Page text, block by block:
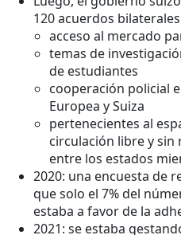
120 acuerdos
acceso al mercado
temas de
de estudiantes
cooperación policial
Europea y Suiza
pertenecientes al
circulación libre y sin
entre los estados
2020: una encuesta de
que solo el 7% del
estaba a favor de la
2021: se estaba